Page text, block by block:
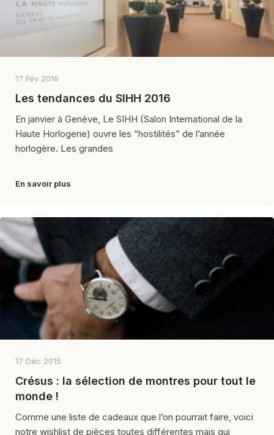
17 Fév 2016
Les tendances du SIHH 2016
En janvier à Genève, Le SIHH (Salon International de la
Haute Horlogerie) ouvre les “hostilités” de l’année
horlogère. Les grandes
En savoir plus
17 Déc 2015
Crésus : la sélection de montres pour tout le
monde !
Comme une liste de cadeaux que l’on pourrait faire, voici
notre wishlist de pièces toutes différentes mais qui